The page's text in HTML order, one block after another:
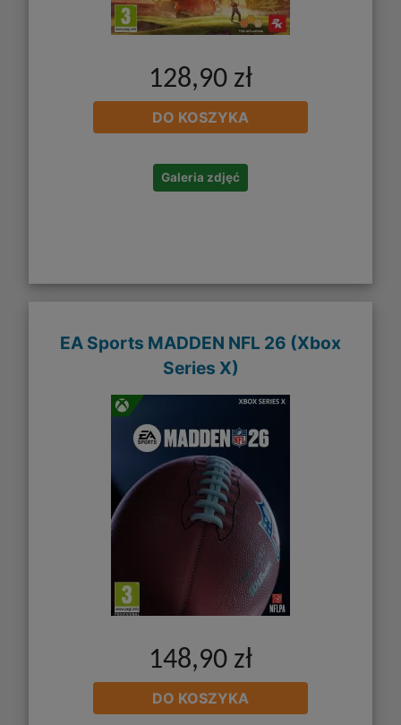
128,90 zł
DO KOSZYKA
Galeria zdjęć
EA Sports MADDEN NFL 26 (Xbox
Series X)
148,90 zł
DO KOSZYKA